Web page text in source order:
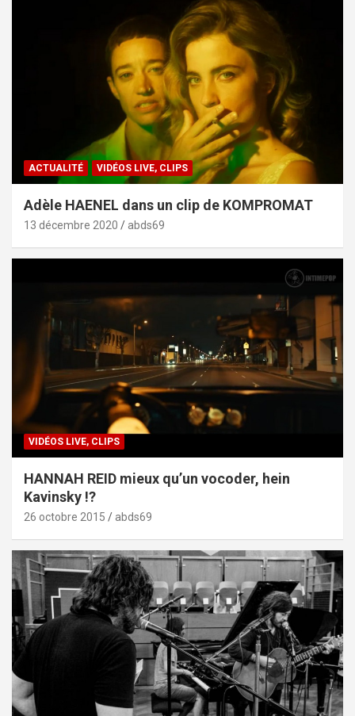
ACTUALITÉ VIDÉOS LIVE, CLIPS
Adèle HAENEL dans un clip de KOMPROMAT
13 décembre 2020 abds69
VIDÉOS LIVE, CLIPS
HANNAH REID mieux qu’un vocoder, hein
Kavinsky !?
26 octobre 2015 abds69